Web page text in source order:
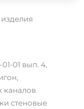
F100
0\,026
01 вып. 4,
каналов
стеновые